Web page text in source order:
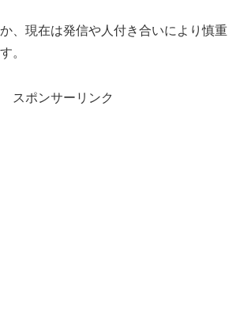
、現在は発信や人付き合いにより慎重
。
スポンサーリンク